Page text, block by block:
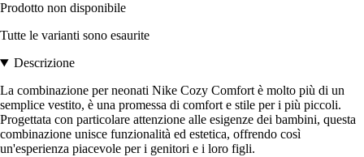
Prodotto non disponibile
Tutte le varianti sono esaurite
Descrizione
La combinazione per neonati Nike Cozy Comfort è molto più di un
semplice vestito, è una promessa di comfort e stile per i più piccoli.
Progettata con particolare attenzione alle esigenze dei bambini, questa
combinazione unisce funzionalità ed estetica, offrendo così
un'esperienza piacevole per i genitori e i loro figli.